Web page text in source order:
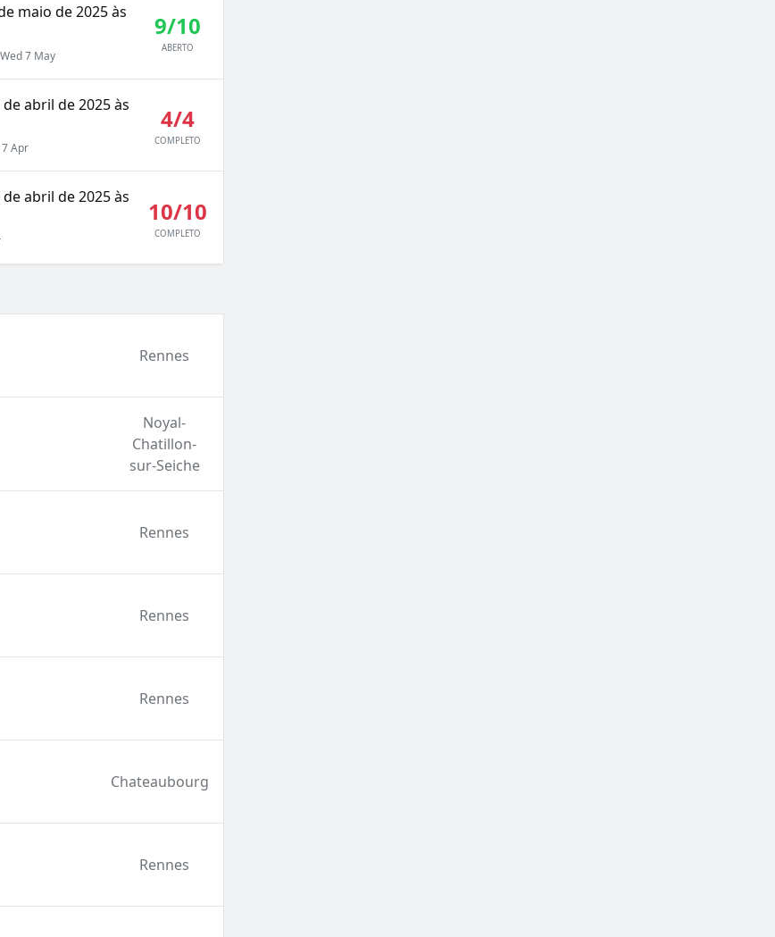
maio de 2025 às
7 May
9/10
ABERTO
abril de 2025 às
Apr
4/4
COMPLETO
abril de 2025 às
10/10
COMPLETO
Rennes
Noyal-
Chatillon-
sur-Seiche
Rennes
Rennes
Rennes
Chateaubourg
Rennes